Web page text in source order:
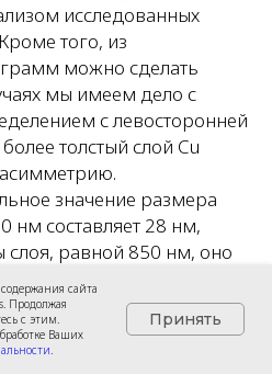
исследованных
того, из
можно сделать
мы имеем дело с
с левосторонней
толстый слой Cu
значение размера
нм составляет 28 нм,
слоя, равной 850 нм, оно
сайта
Продолжая
с этим.
Ваших
.
Принять